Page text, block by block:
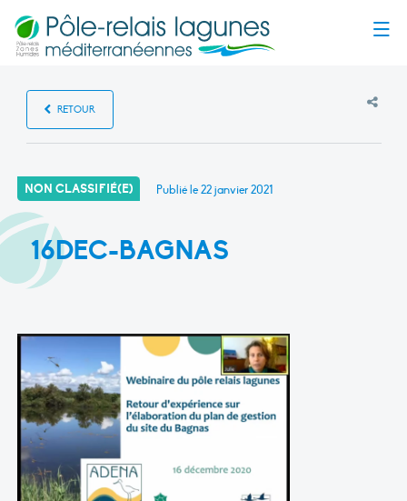
RETOUR
NON CLASSIFIÉ(E) Publié le22 janvier 2021
16DEC-BAGNAS